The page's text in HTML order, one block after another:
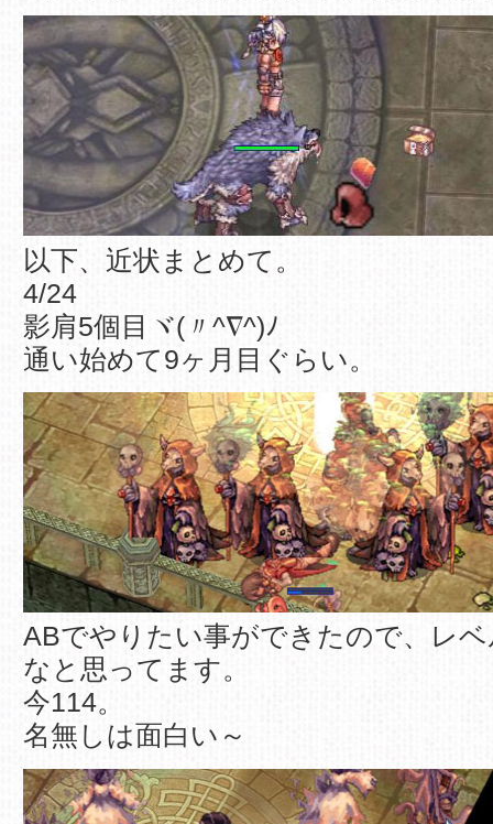
以下、近状まとめて。
4/24
影肩5個目ヾ(〃^∇^)ﾉ
通い始めて9ヶ月目ぐらい。
ABでやりたい事ができたので、レ
なと思ってます。
今114。
名無しは面白い～